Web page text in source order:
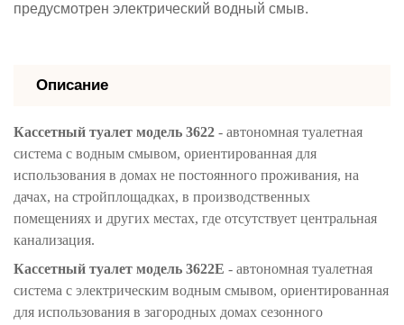
предусмотрен электрический водный смыв.
Описание
Кассетный туалет модель 3622 - автономная туалетная
система с водным смывом, ориентированная для
использования в домах не постоянного проживания, на
дачах, на стройплощадках, в производственных
помещениях и других местах, где отсутствует центральная
канализация.
Кассетный туалет модель 3622E - автономная туалетная
система с электрическим водным смывом, ориентированная
для использования в загородных домах сезонного